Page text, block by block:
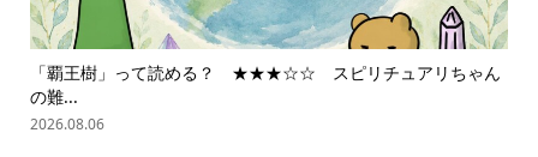
「覇王樹」って読める？ ★★★☆☆ スピリチュアリちゃん
の難...
2026.08.06